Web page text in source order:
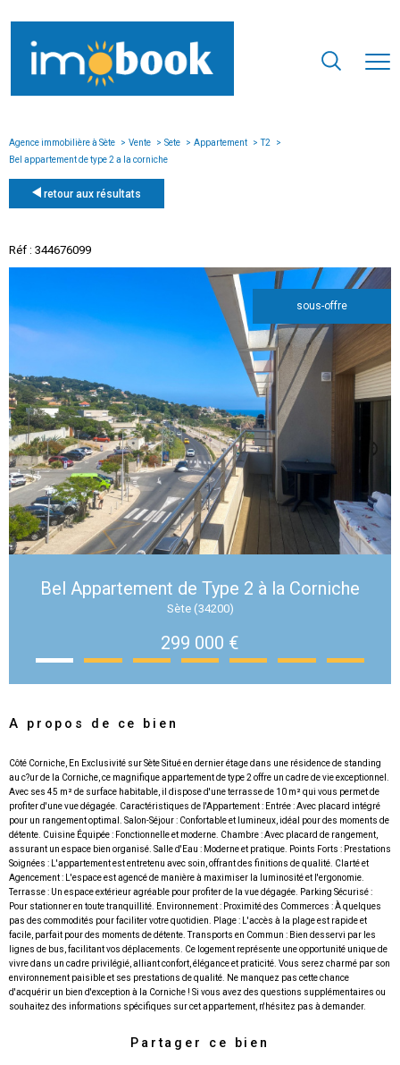
Agence immobilière à Sète Vente Sete Appartement
T2
Bel appartement de type 2 a la corniche
retour aux résultats
Réf : 344676099
sous-offre
Bel Appartement de Type 2 à la Corniche
Sète (34200)
299 000 €
A propos de ce bien
Côté Corniche, En Exclusivité sur Sète Situé en dernier étage dans une résidence de standing
au c?ur de la Corniche, ce magnifique appartement de type 2 offre un cadre de vie exceptionnel.
Avec ses 45 m² de surface habitable, il dispose d'une terrasse de 10 m² qui vous permet de
profiter d'une vue dégagée. Caractéristiques de l'Appartement : Entrée : Avec placard intégré
pour un rangement optimal. Salon-Séjour : Confortable et lumineux, idéal pour des moments de
détente. Cuisine Équipée : Fonctionnelle et moderne. Chambre : Avec placard de rangement,
assurant un espace bien organisé. Salle d'Eau : Moderne et pratique. Points Forts : Prestations
Soignées : L'appartement est entretenu avec soin, offrant des finitions de qualité. Clarté et
Agencement : L'espace est agencé de manière à maximiser la luminosité et l'ergonomie.
Terrasse : Un espace extérieur agréable pour profiter de la vue dégagée. Parking Sécurisé :
Pour stationner en toute tranquillité. Environnement : Proximité des Commerces : À quelques
pas des commodités pour faciliter votre quotidien. Plage : L'accès à la plage est rapide et
facile, parfait pour des moments de détente. Transports en Commun : Bien desservi par les
lignes de bus, facilitant vos déplacements. Ce logement représente une opportunité unique de
vivre dans un cadre privilégié, alliant confort, élégance et praticité. Vous serez charmé par son
environnement paisible et ses prestations de qualité. Ne manquez pas cette chance
d'acquérir un bien d'exception à la Corniche ! Si vous avez des questions supplémentaires ou
Partager ce bien